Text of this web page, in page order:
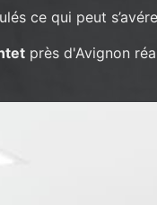
ce qui peut
près d'Avignon